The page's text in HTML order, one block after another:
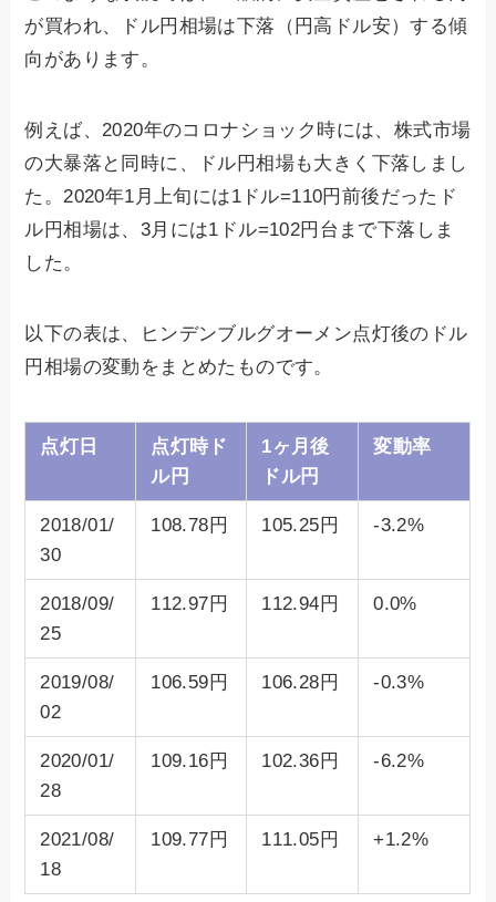
が買われ、ドル円相場は下落（円高ドル安）する傾
向があります。
例えば、2020年のコロナショック時には、株式市場
の大暴落と同時に、ドル円相場も大きく下落しまし
た。2020年1月上旬には1ドル=110円前後だったド
ル円相場は、3月には1ドル=102円台まで下落しま
した。
以下の表は、ヒンデンブルグオーメン点灯後のドル
円相場の変動をまとめたものです。
点灯日
点灯時ド
ル円
1ヶ月後
ドル円
変動率
2018/01/
30
108.78円 105.25円 -3.2%
2018/09/
25
112.97円 112.94円 0.0%
2019/08/
02
106.59円 106.28円 -0.3%
2020/01/
28
109.16円 102.36円 -6.2%
2021/08/
18
109.77円 111.05円 +1.2%